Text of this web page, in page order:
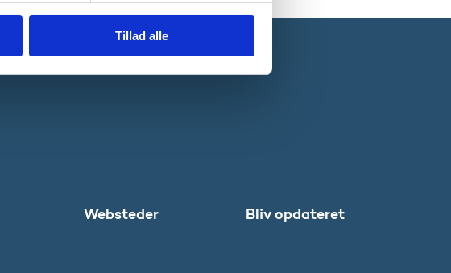
Tillad alle
Websteder Bliv opdateret